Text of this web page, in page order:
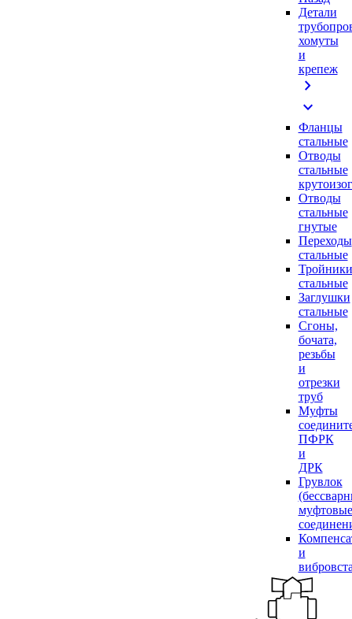
Детали
хомуты
и
крепеж
chevron_right
expand_more
Фланцы
стальные
Отводы
стальные
Отводы
стальные
гнутые
Переходы
стальные
Тройники
стальные
Заглушки
стальные
Сгоны,
бочата,
резьбы
и
отрезки
труб
Муфты
ПФРК
и
ДРК
Грувлок
муфтовые
и